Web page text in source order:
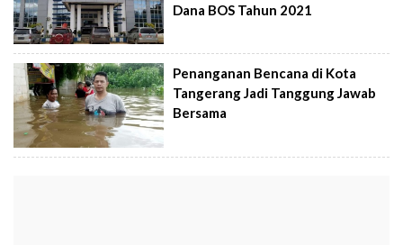
Dana BOS Tahun 2021
Penanganan Bencana di Kota
Tangerang Jadi Tanggung Jawab
Bersama